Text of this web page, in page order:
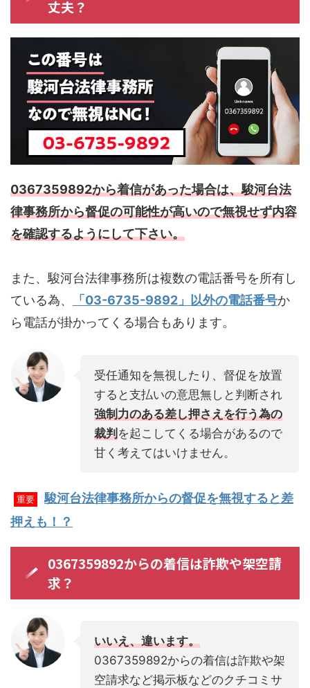
丈夫？
0367359892から着信があった場合は、駿河台法
律事務所から督促の可能性が高いので無視せず内容
を確認するようにして下さい。
また、駿河台法律事務所は複数の電話番号を所有し
ている為、
「03-6735-9892」以外の電話番号か
ら電話が掛かってくる場合もあります。
受任通知を無視したり、督促を放置
すると支払いの意思無しと判断され
強制力のある差し押さえを行う為の
裁判 を起こしてくる場合があるので
甘く考えてはいけません。
重要
駿河台法律事務所からの督促を無視すると差
押えも！？
0367359892からの着信は詐欺や架空請
求？
いいえ、違います。
0367359892からの着信は詐欺や架
空請求など掲示板などのクチコミサ